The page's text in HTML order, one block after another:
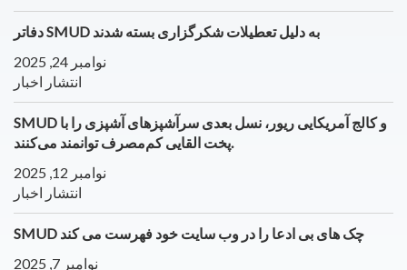
دفاتر SMUD به دلیل تعطیلات شکرگزاری بسته شدند
نوامبر 24, 2025
انتشار اخبار
SMUD و کالج آمریکایی ریور، نسل بعدی سرآشپزهای آشپزی را با
پخت القایی کم‌مصرف توانمند می‌کنند.
نوامبر 12, 2025
انتشار اخبار
SMUD چک های بی ادعا را در وب سایت خود فهرست می کند
نوامبر 7, 2025